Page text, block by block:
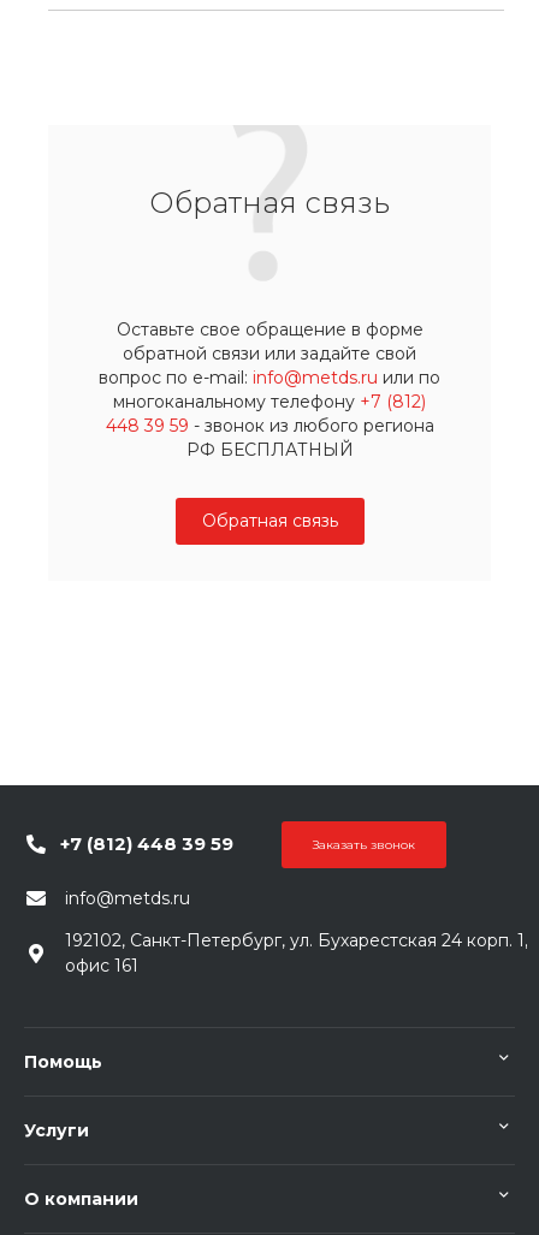
Обратная связь
Оставьте свое обращение в форме
обратной связи или задайте свой
вопрос по e-mail: info@metds.ru или по
многоканальному телефону +7 (812)
448 39 59 - звонок из любого региона
РФ БЕСПЛАТНЫЙ
Обратная связь
+7 (812) 448 39 59 Заказать звонок
info@metds.ru
192102, Санкт-Петербург, ул. Бухарестская 24 корп. 1,
офис 161
Помощь
Услуги
О компании